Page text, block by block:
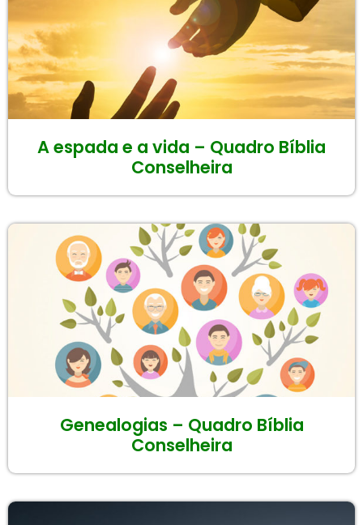
A espada e a vida – Quadro Bíblia
Conselheira
Genealogias – Quadro Bíblia
Conselheira